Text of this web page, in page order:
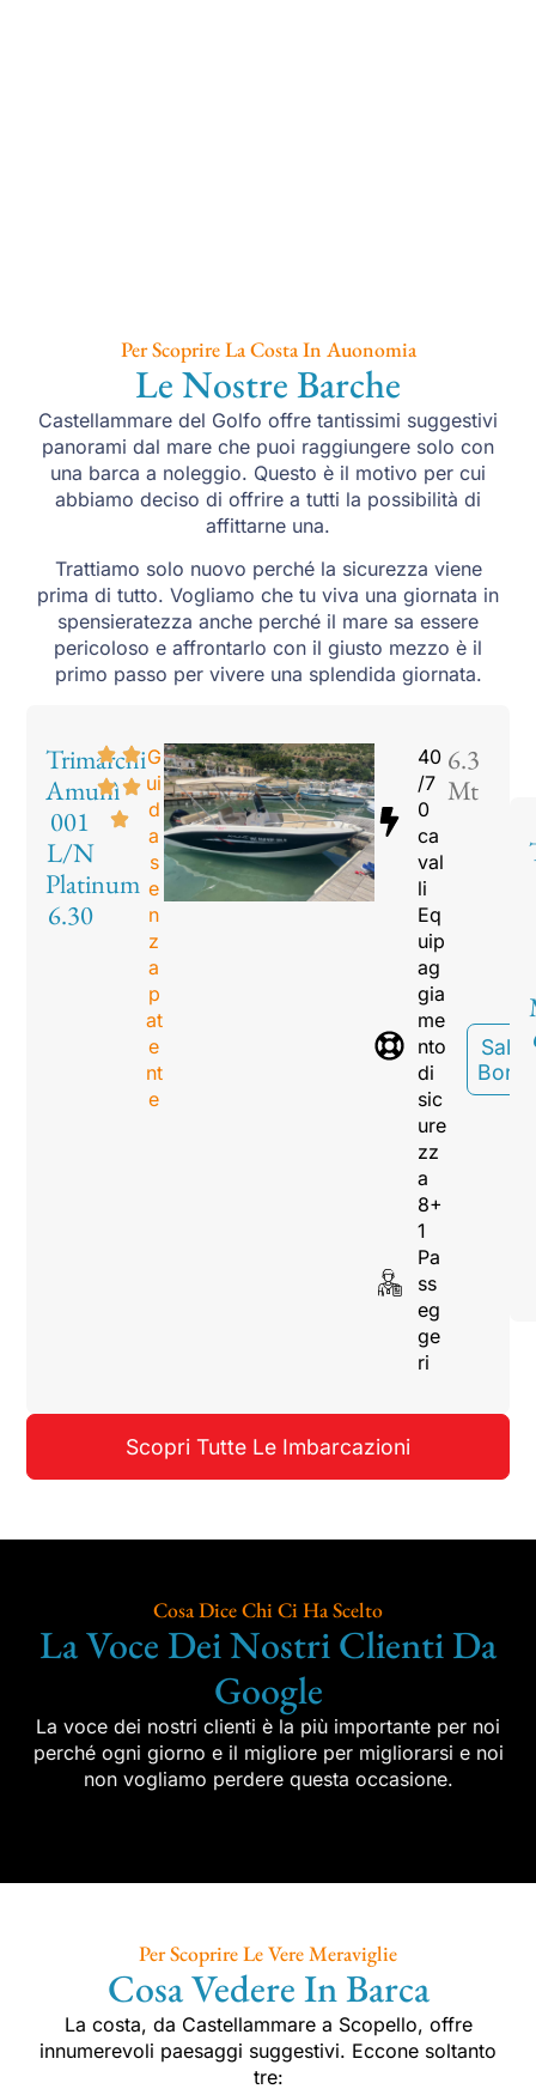
Per Scoprire La Costa In Auonomia
Le Nostre Barche
Castellammare del Golfo offre tantissimi suggestivi
panorami dal mare che puoi raggiungere solo con
una barca a noleggio. Questo è il motivo per cui
abbiamo deciso di offrire a tutti la possibilità di
affittarne una.
Trattiamo solo nuovo perché la sicurezza viene
prima di tutto. Vogliamo che tu viva una giornata in
spensieratezza anche perché il mare sa essere
pericoloso e affrontarlo con il giusto mezzo è il
primo passo per vivere una splendida giornata.
Trimarchi
Amunì
001
L/N
Platinum
6.30
G
ui
d
a
s
e
n
z
a
p
at
e
nt
e
40
/7
0
ca
val
li
Eq
uip
ag
gia
me
nto
di
sic
ure
zz
a
8+
1
Pa
ss
eg
ge
ri
6.3
Mt
Sali A
Scopri Tutte Le Imbarcazioni
Cosa Dice Chi Ci Ha Scelto
La Voce Dei Nostri Clienti Da
Google
La voce dei nostri clienti è la più importante per noi
perché ogni giorno e il migliore per migliorarsi e noi
non vogliamo perdere questa occasione.
Per Scoprire Le Vere Meraviglie
Cosa Vedere In Barca
La costa, da Castellammare a Scopello, offre
innumerevoli paesaggi suggestivi. Eccone soltanto
tre: